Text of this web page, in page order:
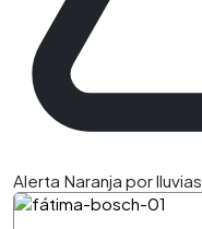
Alerta Naranja por lluvias